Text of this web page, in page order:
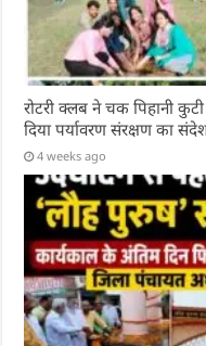
रोटरी क्लब ने चक पिहानी
दिया पर्यावरण संरक्षण का
4 weeks ago